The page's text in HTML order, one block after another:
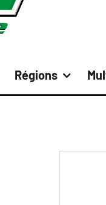
Régions